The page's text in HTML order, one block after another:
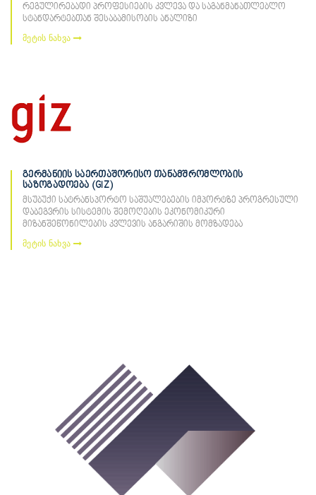
რეგულირებადი პროფესიების კვლევა და საგანმანათლებლო
სტანდარტებთან შესაბამისობის ანალიზი
მეტის ნახვა
გერმანიის საერთაშორისო თანამშრომლობის
საზოგადოება (GIZ)
მსუბუქი სატრანსპორტო საშუალებების იმპორტზე პროგრესული
დაბეგვრის სისტემის შემოღების ეკონომიკური
მიზანშეწონილების კვლევის ანგარიშის მომზადება
მეტის ნახვა